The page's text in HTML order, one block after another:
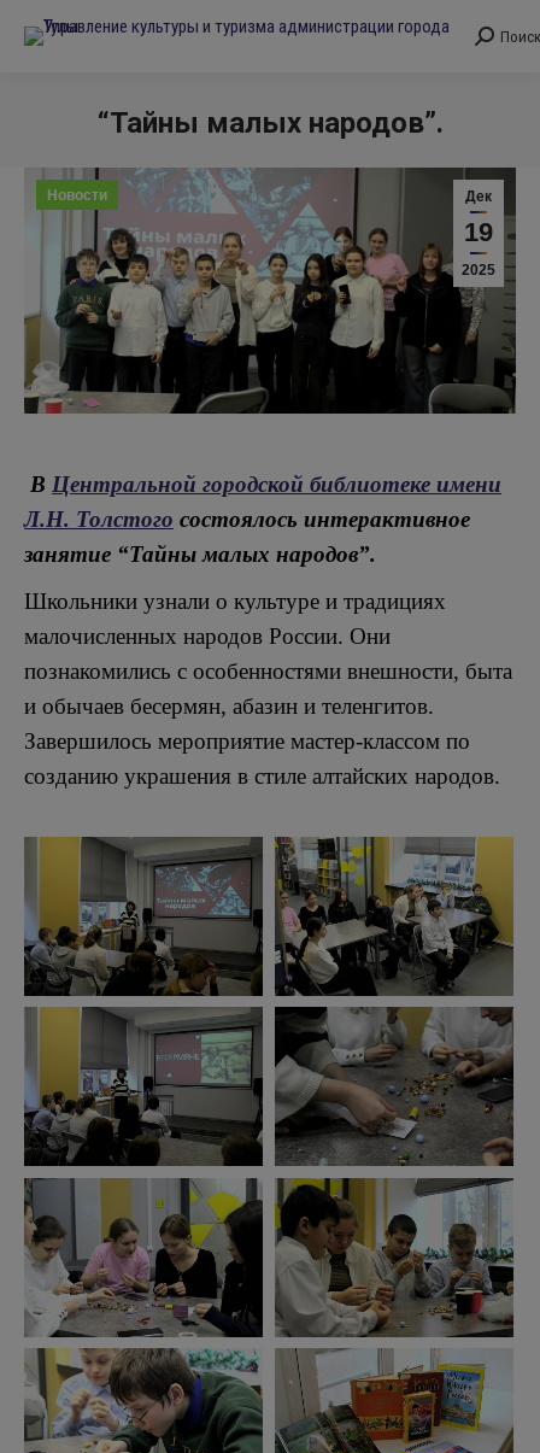
Поиск:
Поиск
“Тайны малых народов”.
Дек
19
2025
Новости
В Центральной городской библиотеке имени
Л.Н. Толстого состоялось интерактивное
занятие “Тайны малых народов”.
Школьники узнали о культуре и традициях
малочисленных народов России. Они
познакомились с особенностями внешности, быта
и обычаев бесермян, абазин и теленгитов.
Завершилось мероприятие мастер-классом по
созданию украшения в стиле алтайских народов.